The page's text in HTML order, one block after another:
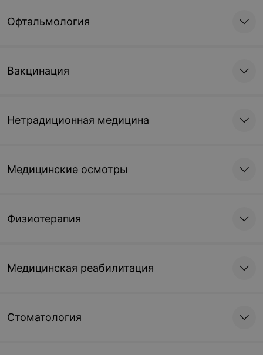
Офтальмология
Вакцинация
Нетрадиционная медицина
Медицинские осмотры
Физиотерапия
Медицинская реабилитация
Стоматология